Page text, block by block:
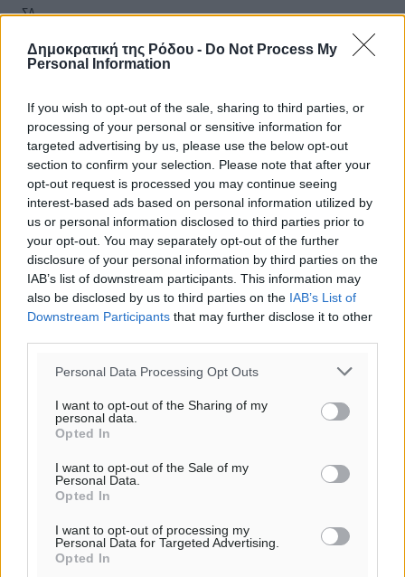
Δημοκρατική της Ρόδου - Do Not Process My
Personal Information
If you wish to opt-out of the sale, sharing to third parties, or
processing of your personal or sensitive information for
targeted advertising by us, please use the below opt-out
section to confirm your selection. Please note that after your
opt-out request is processed you may continue seeing
interest-based ads based on personal information utilized by
us or personal information disclosed to third parties prior to
your opt-out. You may separately opt-out of the further
disclosure of your personal information by third parties on the
IAB’s list of downstream participants. This information may
also be disclosed by us to third parties on the IAB’s List of
Downstream Participants that may further disclose it to other
Personal Data Processing Opt Outs
I want to opt-out of the Sharing of my
personal data.
Opted In
I want to opt-out of the Sale of my
Personal Data.
Opted In
I want to opt-out of processing my
Personal Data for Targeted Advertising.
Opted In
ΣΑ
ΚΥ
ΔΕ